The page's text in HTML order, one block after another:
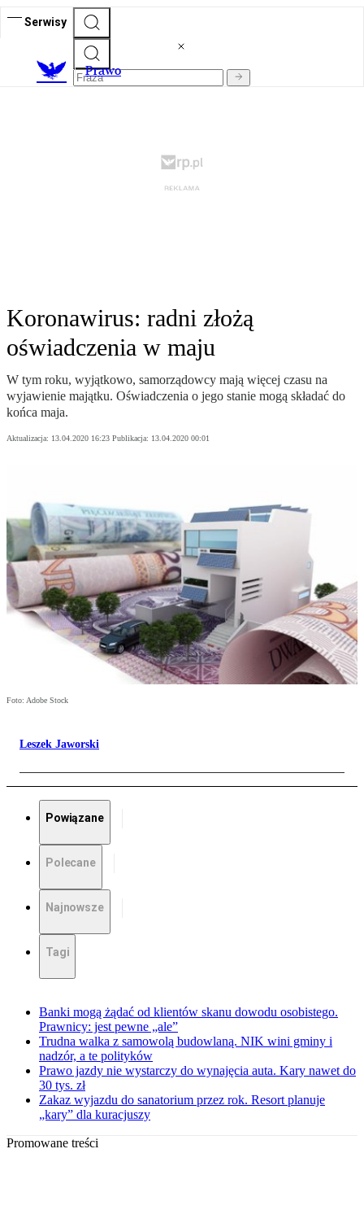
Serwisy
Prawo
Koronawirus: radni złożą
oświadczenia w maju
W tym roku, wyjątkowo, samorządowcy mają więcej czasu na
wyjawienie majątku. Oświadczenia o jego stanie mogą składać do
końca maja.
Aktualizacja: 13.04.2020 16:23 Publikacja: 13.04.2020 00:01
Foto: Adobe Stock
Leszek Jaworski
Powiązane
Polecane
Najnowsze
Tagi
Banki mogą żądać od klientów skanu dowodu osobistego.
Prawnicy: jest pewne „ale”
Trudna walka z samowolą budowlaną. NIK wini gminy i
nadzór, a te polityków
Prawo jazdy nie wystarczy do wynajęcia auta. Kary nawet do
30 tys. zł
Zakaz wyjazdu do sanatorium przez rok. Resort planuje
„kary” dla kuracjuszy
Promowane treści